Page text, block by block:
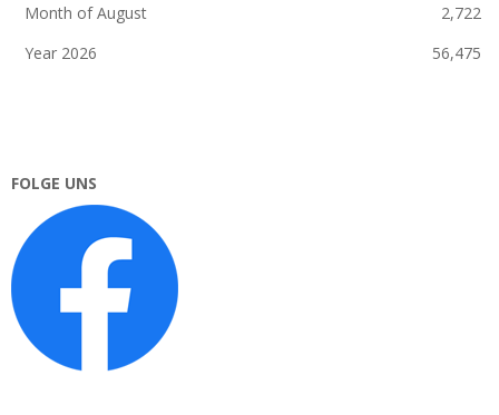
Month of August
2,722
Year 2026
56,475
FOLGE UNS